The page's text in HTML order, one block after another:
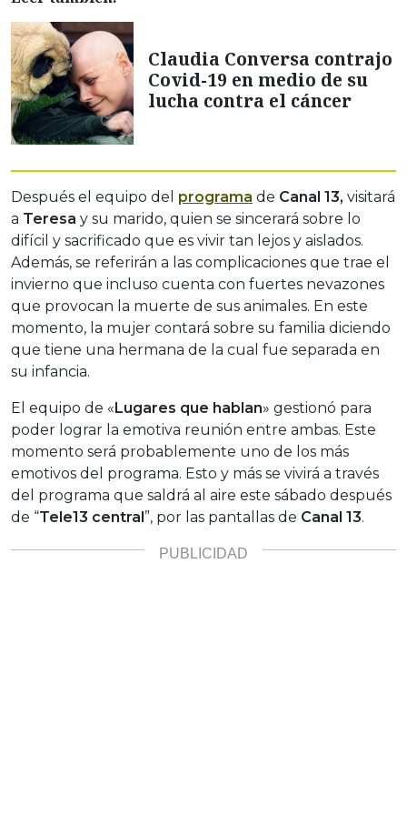
Claudia Conversa contrajo
Covid-19 en medio de su
lucha contra el cáncer
Después el equipo del programa de Canal 13, visitará
a Teresa y su marido, quien se sincerará sobre lo
difícil y sacrificado que es vivir tan lejos y aislados.
Además, se referirán a las complicaciones que trae el
invierno que incluso cuenta con fuertes nevazones
que provocan la muerte de sus animales. En este
momento, la mujer contará sobre su familia diciendo
que tiene una hermana de la cual fue separada en
su infancia.
El equipo de «Lugares que hablan» gestionó para
poder lograr la emotiva reunión entre ambas. Este
momento será probablemente uno de los más
emotivos del programa. Esto y más se vivirá a través
del programa que saldrá al aire este sábado después
de “Tele13 central”, por las pantallas de Canal 13.